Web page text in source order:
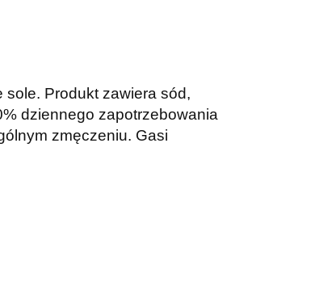
sole. Produkt zawiera sód,
dziennego zapotrzebowania
zmęczeniu. Gasi